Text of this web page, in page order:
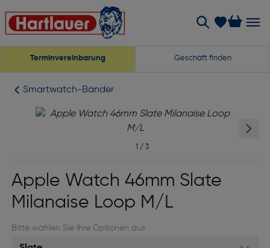
Terminvereinbarung Geschäft finden
Smartwatch-Bänder
1 / 3
Apple Watch 46mm Slate
Milanaise Loop M/L
Bitte wählen Sie Ihre Optionen aus